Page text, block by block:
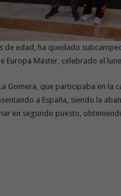
de edad, ha quedado
Europa Master, celebrado el
Gomera, que participaba en la
a España, siendo la
en segundo puesto,